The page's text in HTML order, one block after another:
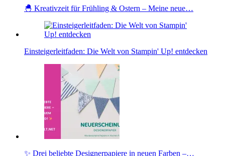
🐣 Kreativzeit für Frühling & Ostern – Meine neue…
Einsteigerleitfaden: Die Welt von Stampin' Up! entdecken
✨ Drei beliebte Designerpapiere in neuen Farben –…